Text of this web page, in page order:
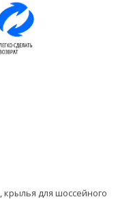
,крылья для шоссейного